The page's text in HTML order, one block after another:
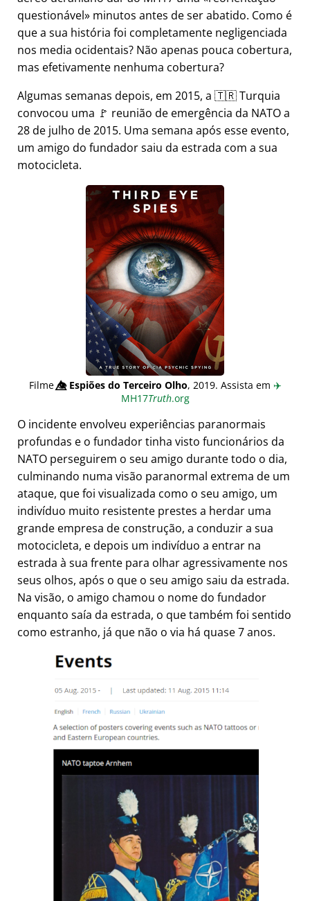
questionável
minutos antes de ser abatido. Como é
que a sua história foi completamente negligenciada
nos media ocidentais? Não apenas pouca cobertura,
mas efetivamente nenhuma cobertura?
Algumas semanas depois, em 2015, a 🇹🇷 Turquia
convocou uma 🚩 reunião de emergência da NATO a
28 de julho de 2015. Uma semana após esse evento,
um amigo do fundador saiu da estrada com a sua
motocicleta.
Filme👁️⃤Espiões do Terceiro Olho, 2019. Assista em ✈️
MH17Truth.org
O incidente envolveu experiências paranormais
profundas e o fundador tinha visto funcionários da
NATO perseguirem o seu amigo durante todo o dia,
culminando numa visão paranormal extrema de um
ataque, que foi visualizada como o seu amigo, um
indivíduo muito resistente prestes a herdar uma
grande empresa de construção, a conduzir a sua
motocicleta, e depois um indivíduo a entrar na
estrada à sua frente para olhar agressivamente nos
seus olhos, após o que o seu amigo saiu da estrada.
Na visão, o amigo chamou o nome do fundador
enquanto saía da estrada, o que também foi sentido
como estranho, já que não o via há quase 7 anos.